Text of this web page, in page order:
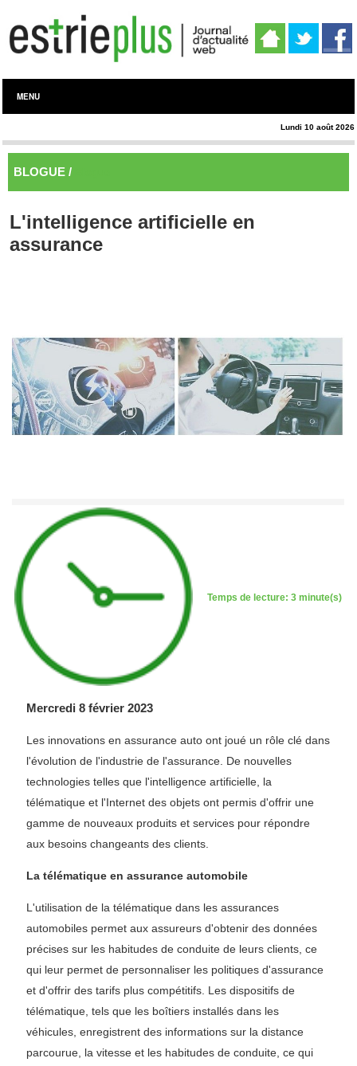
MENU
Lundi 10 août 2026
BLOGUE /
L'intelligence artificielle en
assurance
Temps de lecture: 3 minute(s)
Mercredi 8 février 2023
Les innovations en assurance auto ont joué un rôle clé dans
l'évolution de l'industrie de l'assurance. De nouvelles
technologies telles que l'intelligence artificielle, la
télématique et l'Internet des objets ont permis d'offrir une
gamme de nouveaux produits et services pour répondre
aux besoins changeants des clients.
La télématique en assurance automobile
L'utilisation de la télématique dans les assurances
automobiles permet aux assureurs d'obtenir des données
précises sur les habitudes de conduite de leurs clients, ce
qui leur permet de personnaliser les politiques d'assurance
et d'offrir des tarifs plus compétitifs. Les dispositifs de
télématique, tels que les boîtiers installés dans les
véhicules, enregistrent des informations sur la distance
parcourue, la vitesse et les habitudes de conduite, ce qui